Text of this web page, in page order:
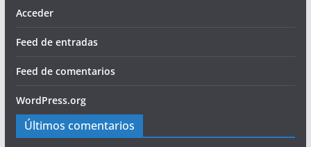
Acceder
Feed de entradas
Feed de comentarios
WordPress.org
Últimos comentarios